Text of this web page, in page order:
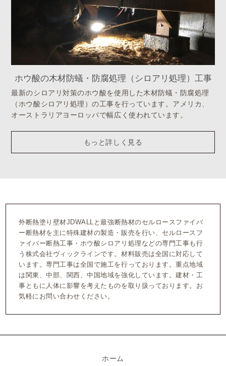
ホウ酸の木材防蟻・防腐処理（シロアリ処理）工事
最新のシロアリ対策のホウ酸を使用した木材防蟻・防腐処理
（ホウ酸シロアリ処理）の工事を行っています。アメリカ、
オーストラリアヨーロッパで幅広く使われています。
もっと詳しく見る
外断熱塗り壁材JDWALLと最強断熱材のセルロースファイバ
ー断熱材を主に特殊建材の製造・販売を行い、セルロースフ
ァイバー断熱工事・ホウ酸シロアリ処理などの専門工事も行
う株式会社ヴィックラインです。材料販売は全国に対応して
います。専門工事は全国で施工を行っております。重点地域
は関東、中部、関西、中国地域を強化しています。建材・工
事ともに人体に影響を考えたものを取り扱っております。お
気軽にお問い合わせください。
ホーム